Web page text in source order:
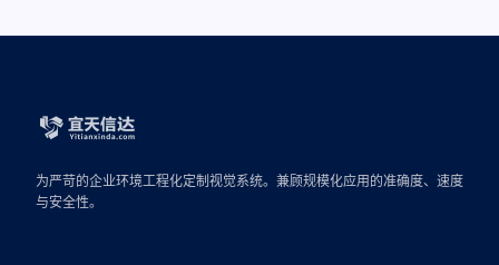
为严苛的企业环境工程化定制视觉系统。兼顾规模化应用的准确度、速度
与安全性。